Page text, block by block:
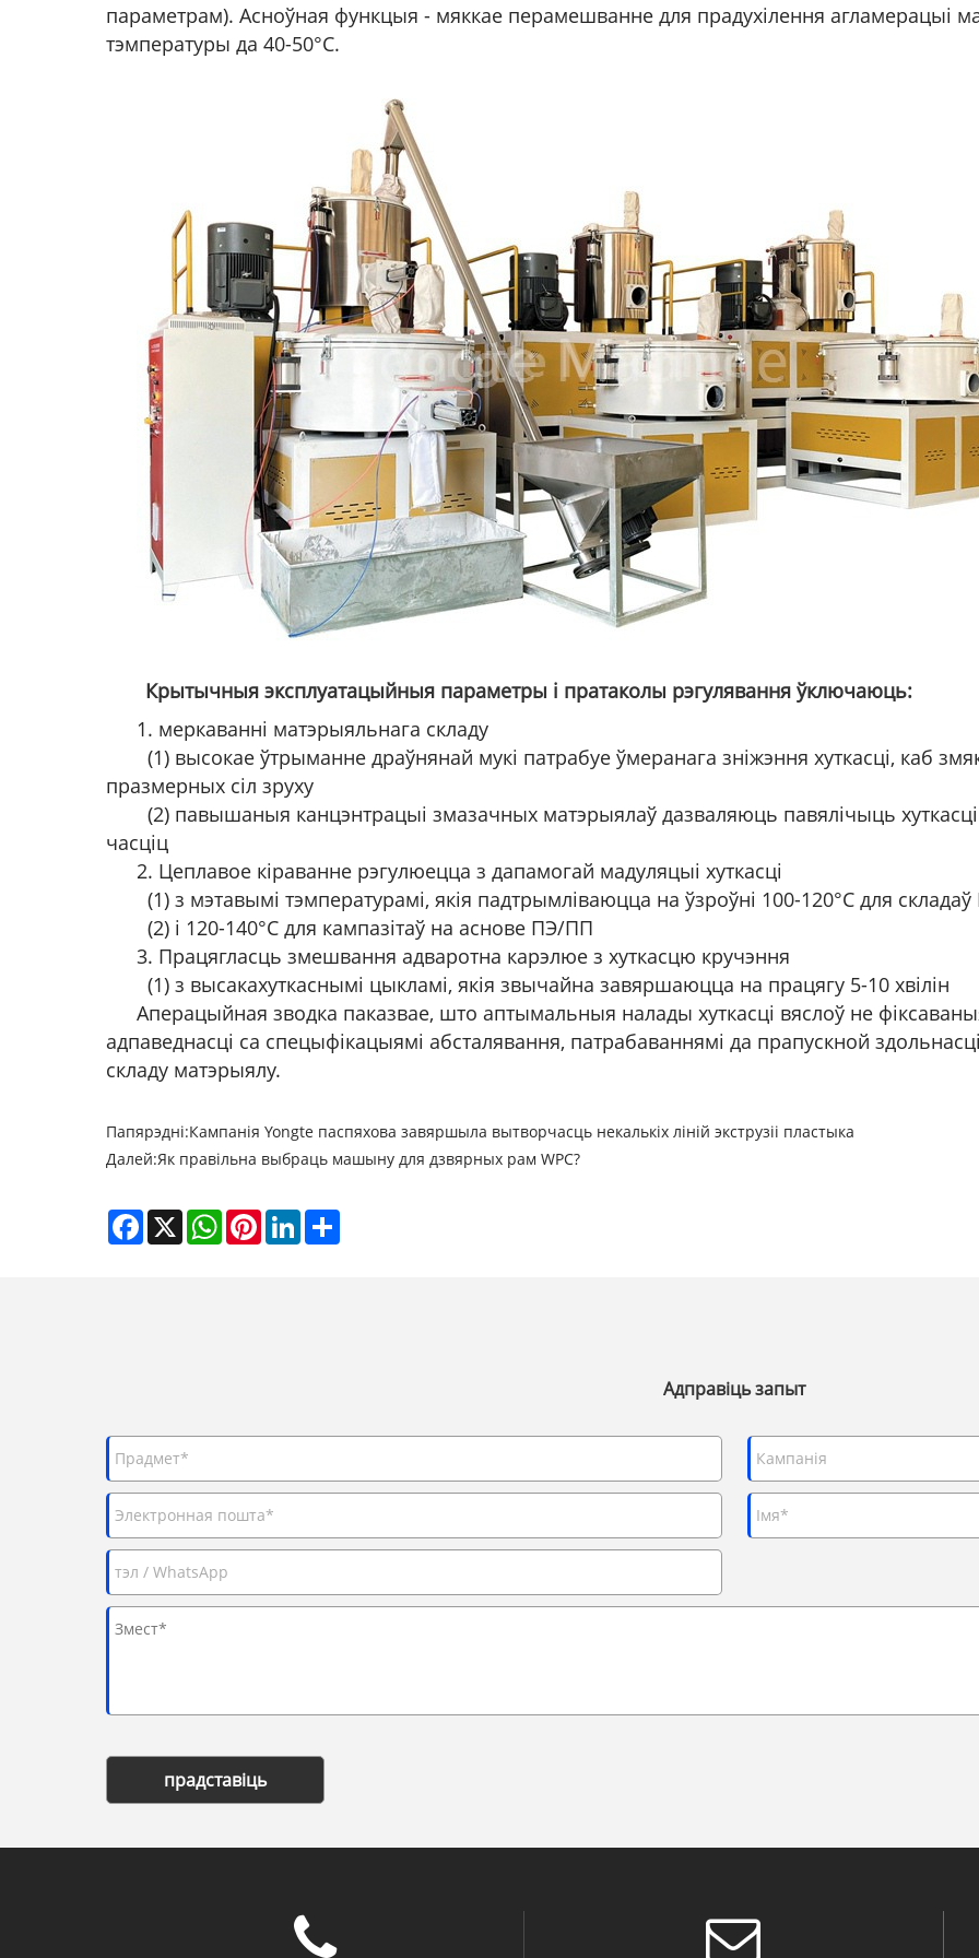
параметрам). Асноўная функцыя - мяккае перамешванне для прадухілення агламерацыі
тэмпературы да 40-50°C.
Крытычныя эксплуатацыйныя параметры і пратаколы рэгулявання ўключаюць:
1. меркаванні матэрыяльнага складу
(1) высокае ўтрыманне драўнянай мукі патрабуе ўмеранага зніжэння хуткасці, каб
празмерных сіл зруху
(2) павышаныя канцэнтрацыі змазачных матэрыялаў дазваляюць павялічыць
часціц
2. Цеплавое кіраванне рэгулюецца з дапамогай мадуляцыі хуткасці
(1) з мэтавымі тэмпературамі, якія падтрымліваюцца на ўзроўні 100-120°C для
(2) і 120-140°C для кампазітаў на аснове ПЭ/ПП
3. Працягласць змешвання адваротна карэлюе з хуткасцю кручэння
(1) з высакахуткаснымі цыкламі, якія звычайна завяршаюцца на працягу 5-10 хвілін
Аперацыйная зводка паказвае, што аптымальныя налады хуткасці вяслоў не
адпаведнасці са спецыфікацыямі абсталявання, патрабаваннямі да прапускной
складу матэрыялу.
Папярэдні:Кампанія Yongte паспяхова завяршыла вытворчасць некалькіх ліній экструзіі пластыка
Далей:Як правільна выбраць машыну для дзвярных рам WPC?
Facebook
X WhatsAppPinterestLinkedIn
Адправіць запыт
прадставіць